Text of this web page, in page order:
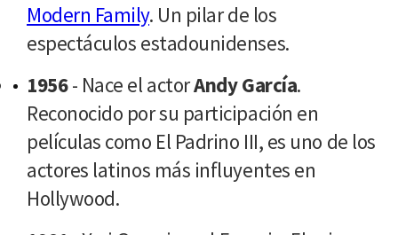
Modern Family. Un pilar de los
espectáculos estadounidenses.
1956- Nace el actorAndy García.
Reconocido por su participación en
películas como El Padrino III, es uno de los
actores latinos más influyentes en
Hollywood.